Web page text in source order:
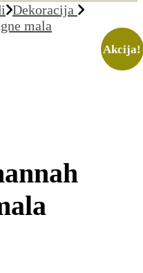
Dekoracija
mala
Akcija!